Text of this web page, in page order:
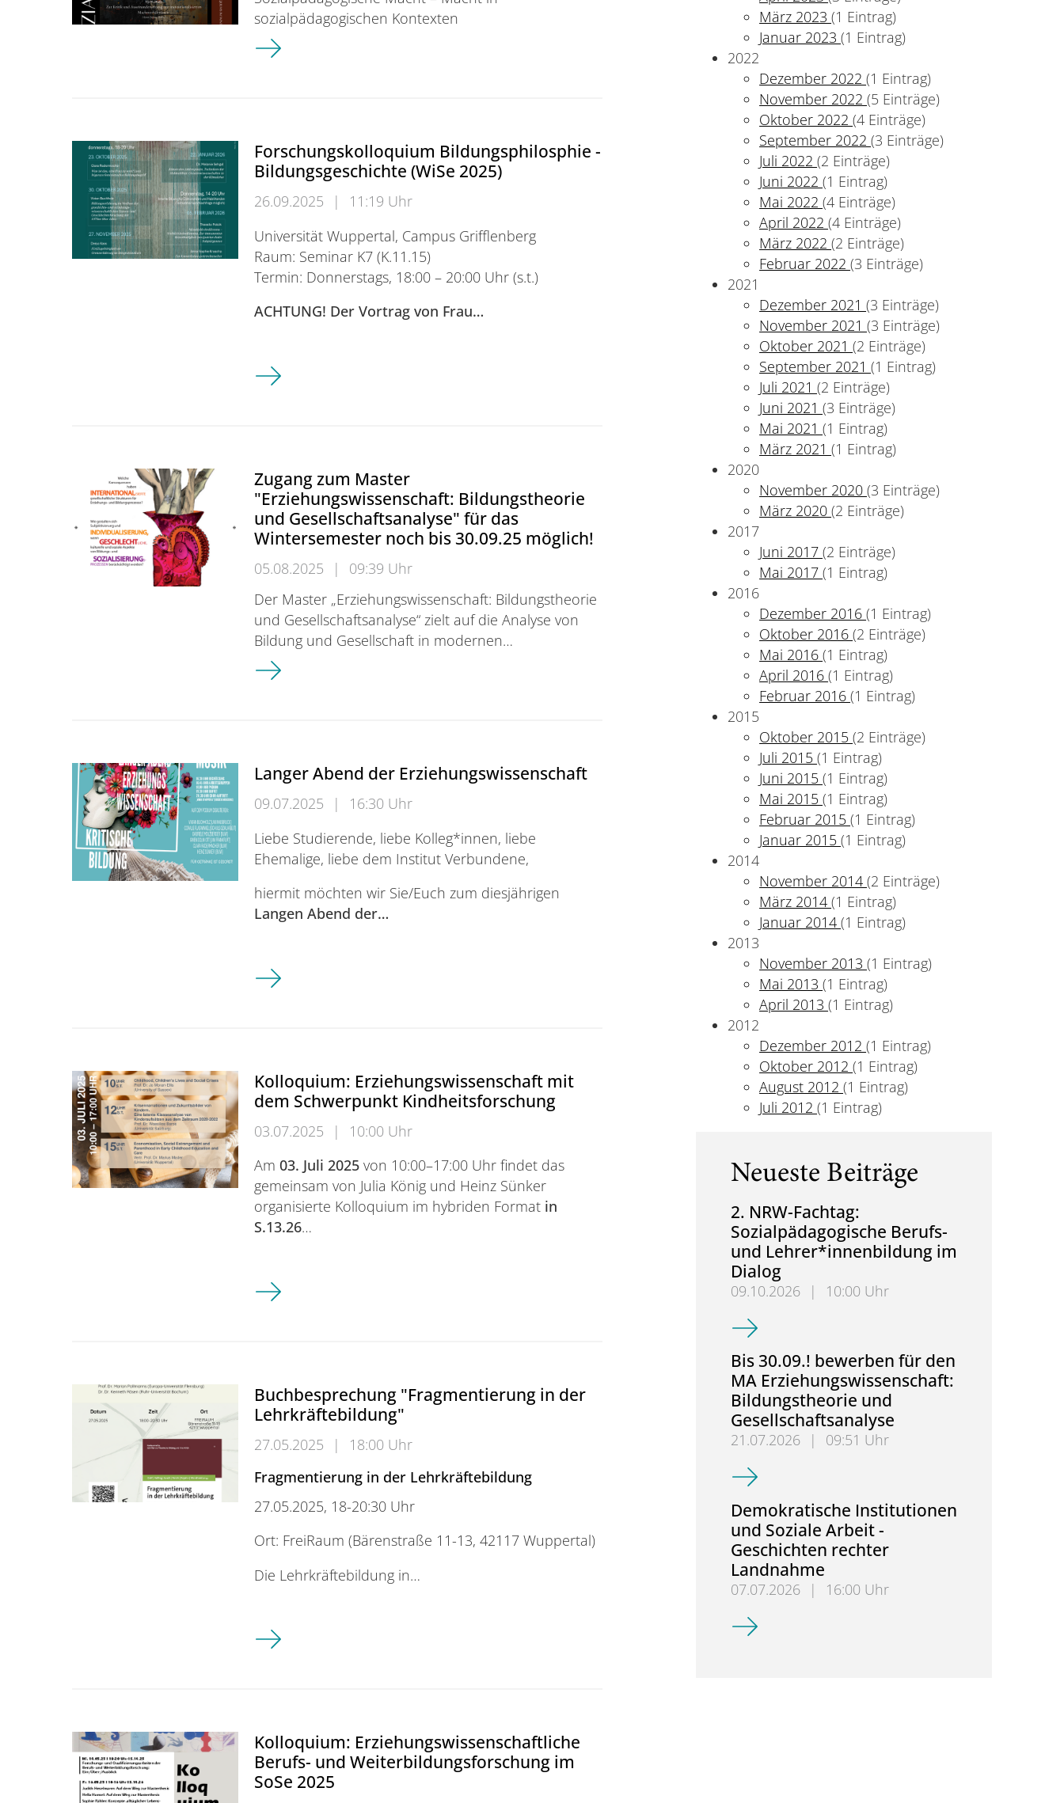
sozialpädagogischen Kontexten
Sozialpädagogisches Kolloquium im Wintersemester 2025/26
Forschungskolloquium Bildungsphilosphie -
Bildungsgeschichte (WiSe 2025)
26.09.2025 |
11:19 Uhr
Universität Wuppertal, Campus Grifflenberg
Raum: Seminar K7 (K.11.15)
Termin: Donnerstags, 18:00 – 20:00 Uhr (s.t.)
ACHTUNG! Der Vortrag von Frau…
Forschungskolloquium Bildungsphilosphie - Bildungsgeschichte (WiSe 2025)
Zugang zum Master
"Erziehungswissenschaft: Bildungstheorie
und Gesellschaftsanalyse" für das
Wintersemester noch bis 30.09.25 möglich!
05.08.2025 |
09:39 Uhr
Der Master „Erziehungswissenschaft: Bildungstheorie
und Gesellschaftsanalyse“ zielt auf die Analyse von
Bildung und Gesellschaft in modernen…
Zugang zum Master "Erziehungswissenschaft: Bildungstheorie und Gesellschaftsanalyse" für das Wintersemester noch bis
Langer Abend der Erziehungswissenschaft
09.07.2025 |
16:30 Uhr
Liebe Studierende, liebe Kolleg*innen, liebe
Ehemalige, liebe dem Institut Verbundene,
hiermit möchten wir Sie/Euch zum diesjährigen
Langen Abend der…
Langer Abend der Erziehungswissenschaft
Kolloquium: Erziehungswissenschaft mit
dem Schwerpunkt Kindheitsforschung
03.07.2025 |
10:00 Uhr
Am 03. Juli 2025 von 10:00–17:00 Uhr findet das
gemeinsam von Julia König und Heinz Sünker
organisierte Kolloquium im hybriden Format in
S.13.26…
Kolloquium: Erziehungswissenschaft mit dem Schwerpunkt Kindheitsforschung
Buchbesprechung "Fragmentierung in der
Lehrkräftebildung"
27.05.2025 |
18:00 Uhr
Fragmentierung in der Lehrkräftebildung
27.05.2025, 18-20:30 Uhr
Ort: FreiRaum (Bärenstraße 11-13, 42117 Wuppertal)
Die Lehrkräftebildung in…
Buchbesprechung "Fragmentierung in der Lehrkräftebildung"
Kolloquium: Erziehungswissenschaftliche
Berufs- und Weiterbildungsforschung im
SoSe 2025
März 2023(1 Eintrag)
Januar 2023(1 Eintrag)
2022
Dezember 2022(1 Eintrag)
November 2022(5 Einträge)
Oktober 2022(4 Einträge)
September 2022(3 Einträge)
Juli 2022(2 Einträge)
Juni 2022(1 Eintrag)
Mai 2022(4 Einträge)
April 2022(4 Einträge)
März 2022(2 Einträge)
Februar 2022(3 Einträge)
2021
Dezember 2021(3 Einträge)
November 2021(3 Einträge)
Oktober 2021(2 Einträge)
September 2021(1 Eintrag)
Juli 2021(2 Einträge)
Juni 2021(3 Einträge)
Mai 2021(1 Eintrag)
März 2021(1 Eintrag)
2020
November 2020(3 Einträge)
März 2020(2 Einträge)
2017
Juni 2017(2 Einträge)
Mai 2017(1 Eintrag)
2016
Dezember 2016(1 Eintrag)
Oktober 2016(2 Einträge)
Mai 2016(1 Eintrag)
April 2016(1 Eintrag)
Februar 2016(1 Eintrag)
2015
Oktober 2015(2 Einträge)
Juli 2015(1 Eintrag)
Juni 2015(1 Eintrag)
Mai 2015(1 Eintrag)
Februar 2015(1 Eintrag)
Januar 2015(1 Eintrag)
2014
November 2014(2 Einträge)
März 2014(1 Eintrag)
Januar 2014(1 Eintrag)
2013
November 2013(1 Eintrag)
Mai 2013(1 Eintrag)
April 2013(1 Eintrag)
2012
Dezember 2012(1 Eintrag)
Oktober 2012(1 Eintrag)
August 2012(1 Eintrag)
Juli 2012(1 Eintrag)
Neueste Beiträge
2. NRW-Fachtag:
Sozialpädagogische Berufs-
und Lehrer*innenbildung im
Dialog
09.10.2026 |
10:00 Uhr
2. NRW-Fachtag: Sozialpädagogische Berufs-
Bis 30.09.! bewerben für den
MA Erziehungswissenschaft:
Bildungstheorie und
Gesellschaftsanalyse
21.07.2026 |
09:51 Uhr
Bis 30.09.! bewerben für den MA
Demokratische Institutionen
und Soziale Arbeit -
Geschichten rechter
Landnahme
07.07.2026 |
16:00 Uhr
Demokratische Institutionen und Soziale Arbeit -